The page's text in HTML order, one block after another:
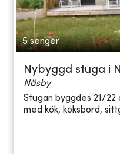
5 senger
Nybyggd stuga i
Näsby
Stugan byggdes 21/
med kök, köksbord,